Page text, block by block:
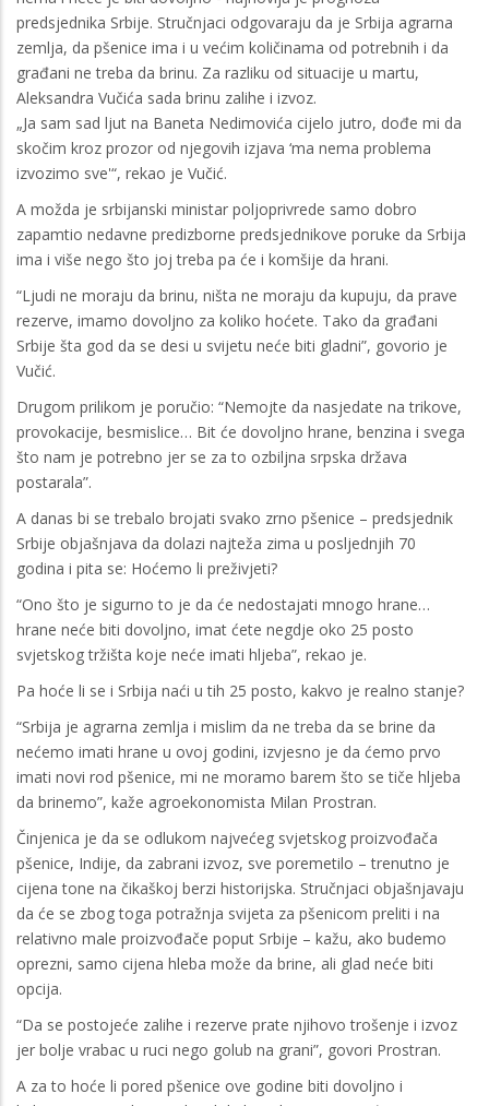
predsjednika Srbije. Stručnjaci odgovaraju da je Srbija agrarna
zemlja, da pšenice ima i u većim količinama od potrebnih i da
građani ne treba da brinu. Za razliku od situacije u martu,
Aleksandra Vučića sada brinu zalihe i izvoz.
„Ja sam sad ljut na Baneta Nedimovića cijelo jutro, dođe mi da
skočim kroz prozor od njegovih izjava ‘ma nema problema
izvozimo sve'“, rekao je Vučić.
A možda je srbijanski ministar poljoprivrede samo dobro
zapamtio nedavne predizborne predsjednikove poruke da Srbija
ima i više nego što joj treba pa će i komšije da hrani.
“Ljudi ne moraju da brinu, ništa ne moraju da kupuju, da prave
rezerve, imamo dovoljno za koliko hoćete. Tako da građani
Srbije šta god da se desi u svijetu neće biti gladni”, govorio je
Vučić.
Drugom prilikom je poručio: “Nemojte da nasjedate na trikove,
provokacije, besmislice… Bit će dovoljno hrane, benzina i svega
što nam je potrebno jer se za to ozbiljna srpska država
postarala”.
A danas bi se trebalo brojati svako zrno pšenice – predsjednik
Srbije objašnjava da dolazi najteža zima u posljednjih 70
godina i pita se: Hoćemo li preživjeti?
“Ono što je sigurno to je da će nedostajati mnogo hrane…
hrane neće biti dovoljno, imat ćete negdje oko 25 posto
svjetskog tržišta koje neće imati hljeba”, rekao je.
Pa hoće li se i Srbija naći u tih 25 posto, kakvo je realno stanje?
“Srbija je agrarna zemlja i mislim da ne treba da se brine da
nećemo imati hrane u ovoj godini, izvjesno je da ćemo prvo
imati novi rod pšenice, mi ne moramo barem što se tiče hljeba
da brinemo”, kaže agroekonomista Milan Prostran.
Činjenica je da se odlukom najvećeg svjetskog proizvođača
pšenice, Indije, da zabrani izvoz, sve poremetilo – trenutno je
cijena tone na čikaškoj berzi historijska. Stručnjaci objašnjavaju
da će se zbog toga potražnja svijeta za pšenicom preliti i na
relativno male proizvođače poput Srbije – kažu, ako budemo
oprezni, samo cijena hleba može da brine, ali glad neće biti
opcija.
“Da se postojeće zalihe i rezerve prate njihovo trošenje i izvoz
jer bolje vrabac u ruci nego golub na grani”, govori Prostran.
A za to hoće li pored pšenice ove godine biti dovoljno i